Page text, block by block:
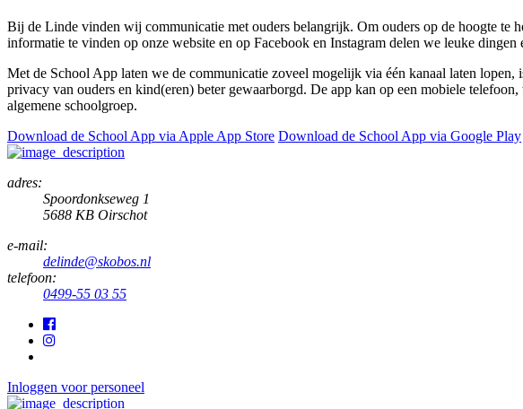
Bij de Linde vinden wij communicatie met ouders belangrijk. Om ouders op de hoogte te
informatie te vinden op onze website en op Facebook en Instagram delen we leuke dingen
Met de School App laten we de communicatie zoveel mogelijk via één kanaal laten
privacy van ouders en kind(eren) beter gewaarborgd. De app kan op een mobiele
algemene schoolgroep.
Download de School App via Apple App Store Download de School App via Google Play
adres:
Spoordonkseweg 1
5688 KB Oirschot
e-mail:
delinde@skobos.nl
telefoon:
0499-55 03 55
Inloggen voor personeel